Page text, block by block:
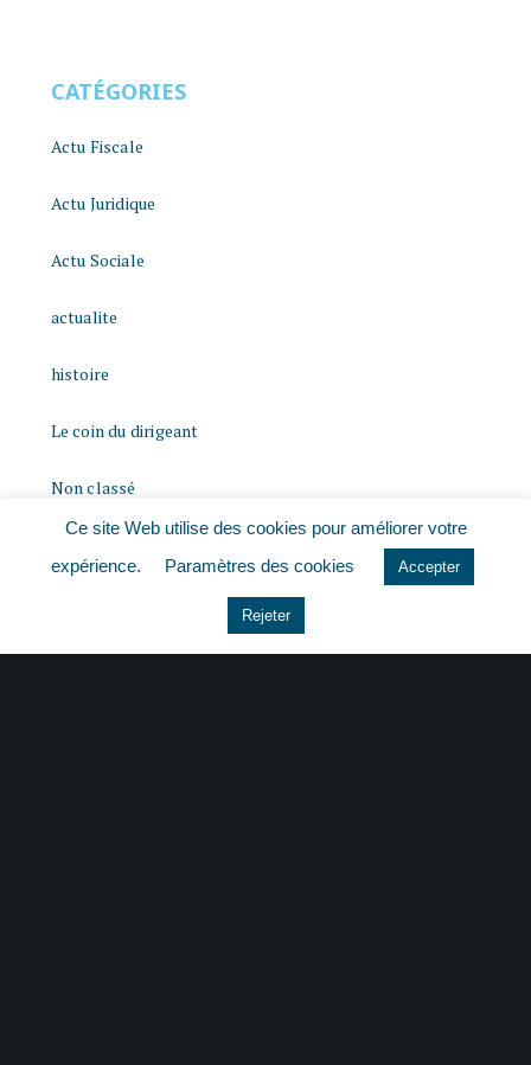
CATÉGORIES
Actu Fiscale
Actu Juridique
Actu Sociale
actualite
histoire
Le coin du dirigeant
Non classé
Ce site Web utilise des cookies pour améliorer votre
expérience.
Paramètres des cookies Accepter
Rejeter